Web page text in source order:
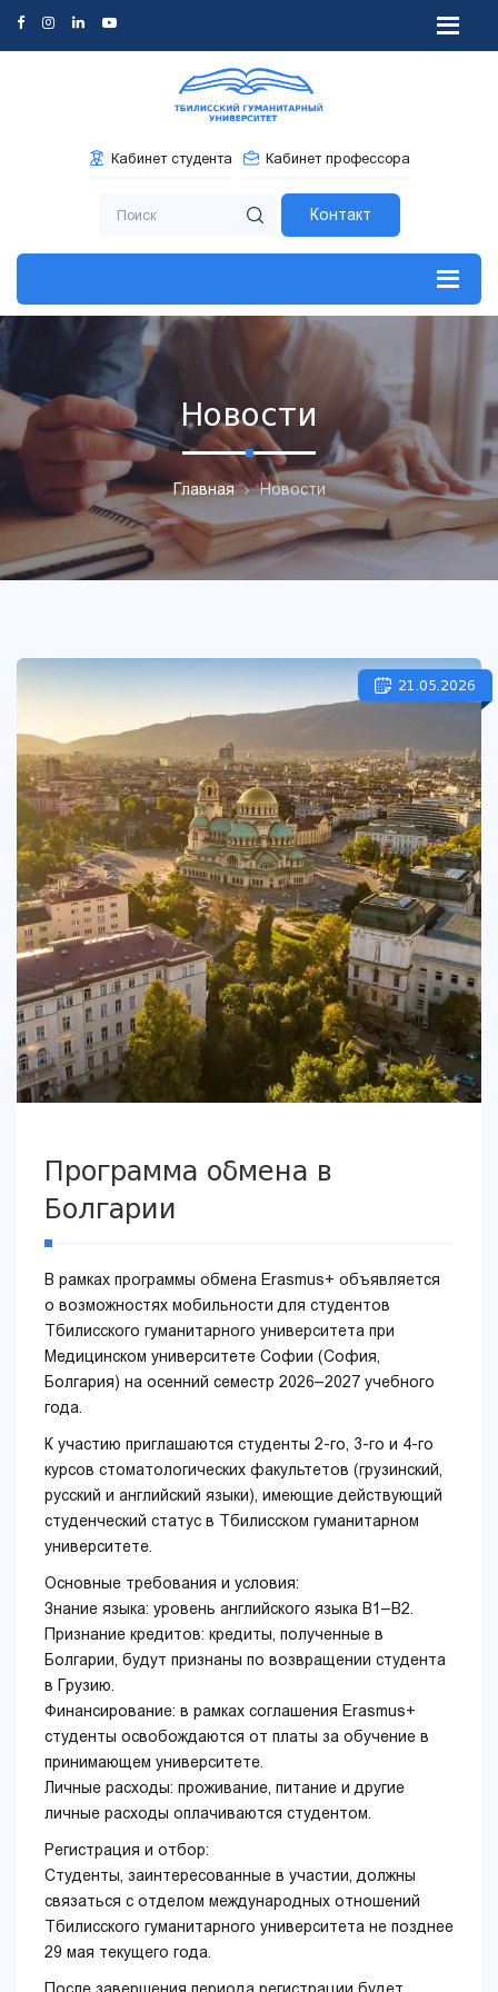
Кабинет студента Кабинет профессора
Контакт
Новости
Главная Новости
21.05.2026
Программа обмена в
Болгарии
В рамках программы обмена Erasmus+ объявляется
о возможностях мобильности для студентов
Тбилисского гуманитарного университета при
Медицинском университете Софии (София,
Болгария) на осенний семестр 2026–2027 учебного
года.
К участию приглашаются студенты 2-го, 3-го и 4-го
курсов стоматологических факультетов (грузинский,
русский и английский языки), имеющие действующий
студенческий статус в Тбилисском гуманитарном
университете.
Основные требования и условия:
Знание языка: уровень английского языка B1–B2.
Признание кредитов: кредиты, полученные в
Болгарии, будут признаны по возвращении студента
в Грузию.
Финансирование: в рамках соглашения Erasmus+
студенты освобождаются от платы за обучение в
принимающем университете.
Личные расходы: проживание, питание и другие
личные расходы оплачиваются студентом.
Регистрация и отбор:
Студенты, заинтересованные в участии, должны
связаться с отделом международных отношений
Тбилисского гуманитарного университета не позднее
29 мая текущего года.